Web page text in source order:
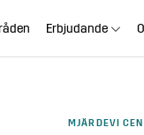
Erbjudande
MJÄRDEVI